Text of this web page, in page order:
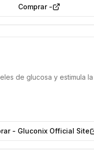
Comprar-
de glucosa y estimula
- Gluconix Official Site